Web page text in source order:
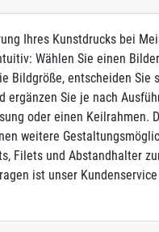
Ihres Kunstdrucks bei
Wählen Sie einen
Bildgröße, entscheiden Sie
ergänzen Sie je nach
oder einen Keilrahmen.
weitere
Filets und Abstandhalter
ist unser